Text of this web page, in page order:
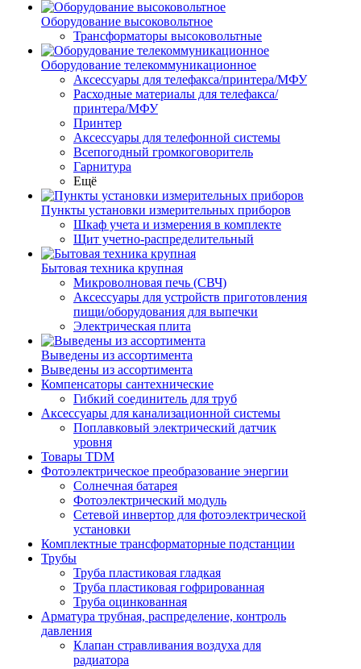
Оборудование высоковольтное
Трансформаторы высоковольтные
Оборудование телекоммуникационное
Аксессуары для телефакса/принтера/МФУ
Расходные материалы для телефакса/
принтера/МФУ
Принтер
Аксессуары для телефонной системы
Всепогодный громкоговоритель
Гарнитура
Ещё
Пункты установки измерительных приборов
Шкаф учета и измерения в комплекте
Щит учетно-распределительный
Бытовая техника крупная
Микроволновая печь (СВЧ)
Аксессуары для устройств приготовления
пищи/оборудования для выпечки
Электрическая плита
Выведены из ассортимента
Выведены из ассортимента
Компенсаторы сантехнические
Гибкий соединитель для труб
Аксессуары для канализационной системы
Поплавковый электрический датчик
уровня
Товары TDM
Фотоэлектрическое преобразование энергии
Солнечная батарея
Фотоэлектрический модуль
Сетевой инвертор для фотоэлектрической
установки
Комплектные трансформаторные подстанции
Трубы
Труба пластиковая гладкая
Труба пластиковая гофрированная
Труба оцинкованная
Арматура трубная, распределение, контроль
давления
Клапан стравливания воздуха для
радиатора